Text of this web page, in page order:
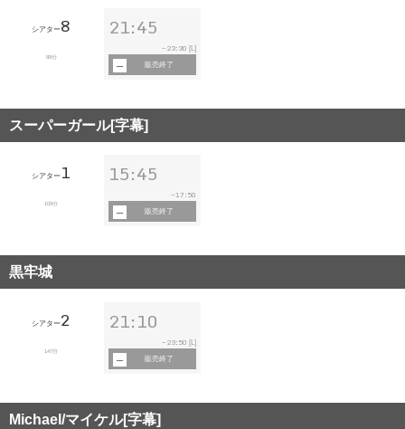
シアター8
89分
21:45
~ 23:30 [L]
販売終了
スーパーガール[字幕]
シアター 1
109分
15:45
~17:50
販売終了
黒牢城
シアター2
147分
21:10
~ 23:50 [L]
販売終了
Michael/マイケル[字幕]